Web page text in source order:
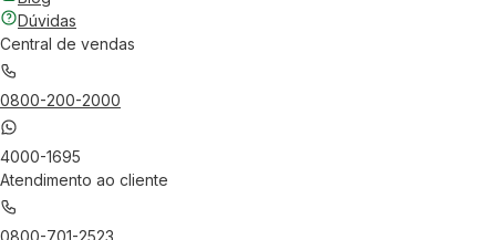
Dúvidas
Central de vendas
0800-200-2000
4000-1695
Atendimento ao cliente
0800-701-2523